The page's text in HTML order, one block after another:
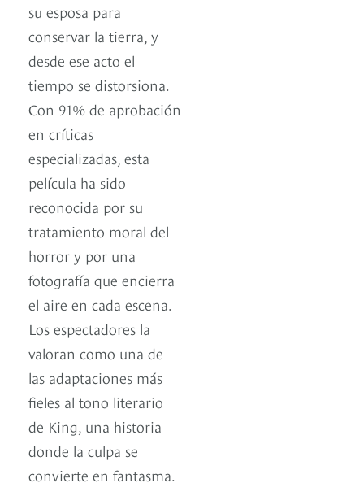
su esposa para
conservar la tierra, y
desde ese acto el
tiempo se distorsiona.
Con 91% de aprobación
en críticas
especializadas, esta
película ha sido
reconocida por su
tratamiento moral del
horror y por una
fotografía que encierra
el aire en cada escena.
Los espectadores la
valoran como una de
las adaptaciones más
fieles al tono literario
de King, una historia
donde la culpa se
convierte en fantasma.